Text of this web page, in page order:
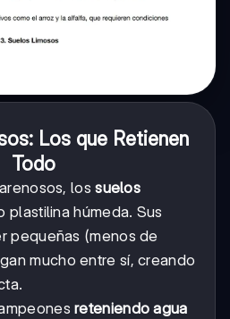
Los que Retienen
Todo
lossuelos
plastilina húmeda. Sus
pequeñas (menos de
mucho entre sí, creando
reteniendo agua